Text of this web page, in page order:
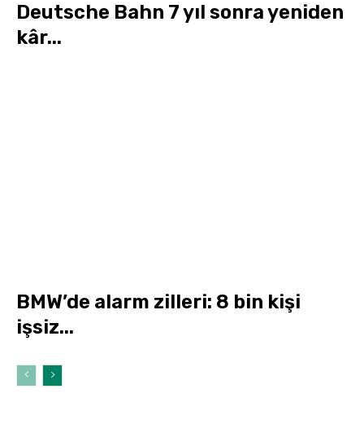
Deutsche Bahn 7 yıl sonra yeniden
kâr...
BMW’de alarm zilleri: 8 bin kişi
işsiz...